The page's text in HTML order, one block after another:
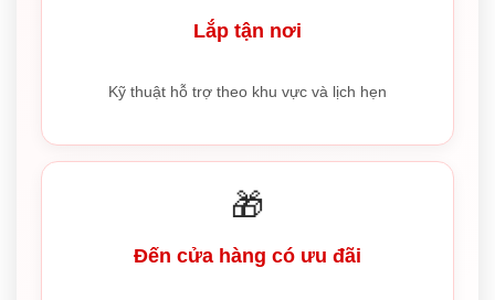
Lắp tận nơi
Kỹ thuật hỗ trợ theo khu vực và lịch hẹn
🎁
Đến cửa hàng có ưu đãi